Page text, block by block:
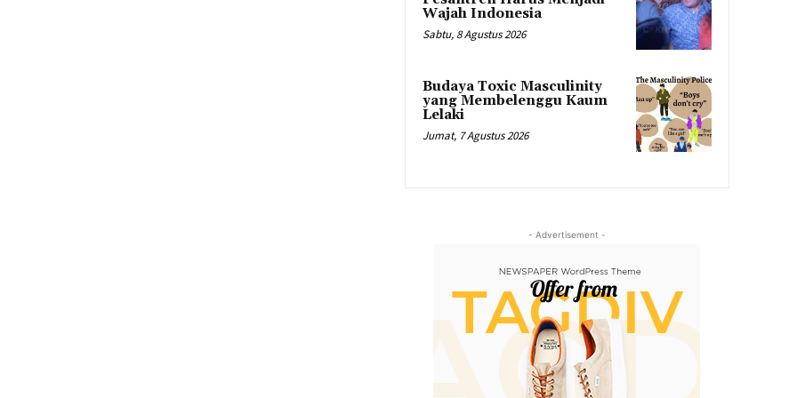
Wajah Indonesia
Sabtu, 8 Agustus 2026
Budaya Toxic Masculinity
yang Membelenggu Kaum
Lelaki
Jumat, 7 Agustus 2026
- Advertisement -